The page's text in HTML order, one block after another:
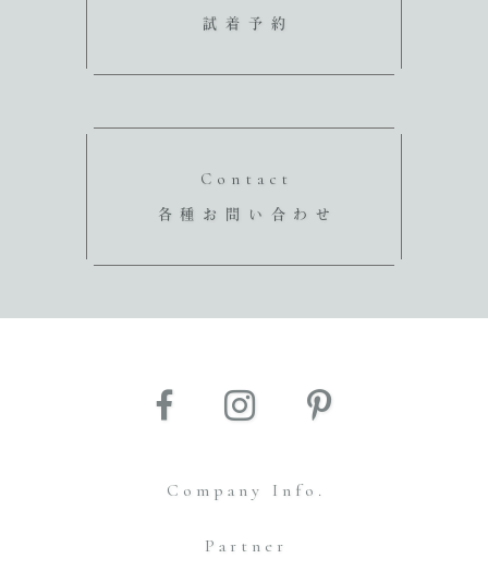
試着予約
Contact
各種お問い合わせ
Company Info.
Partner